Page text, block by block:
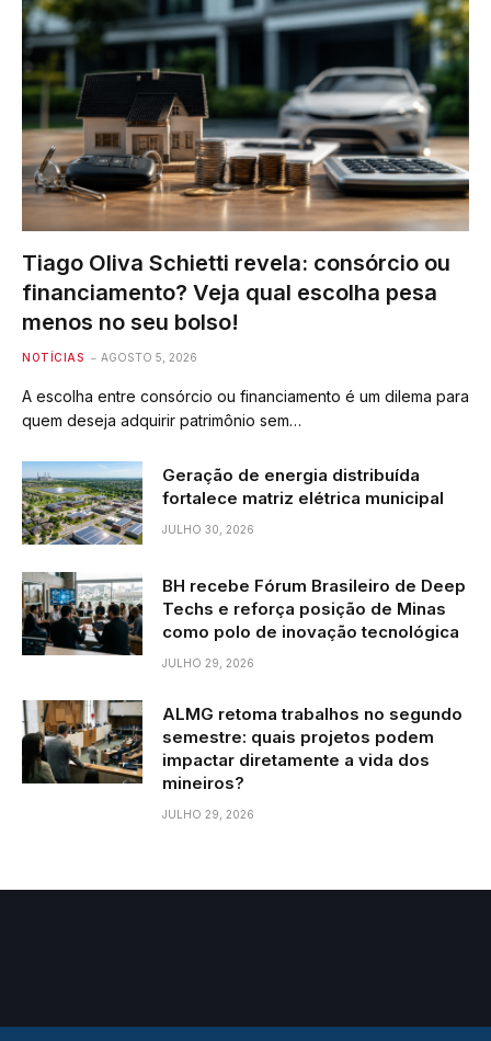
Tiago Oliva Schietti revela: consórcio ou
financiamento? Veja qual escolha pesa
menos no seu bolso!
NOTÍCIAS AGOSTO 5, 2026
A escolha entre consórcio ou financiamento é um dilema para
quem deseja adquirir patrimônio sem…
Geração de energia distribuída
fortalece matriz elétrica municipal
JULHO 30, 2026
BH recebe Fórum Brasileiro de Deep
Techs e reforça posição de Minas
como polo de inovação tecnológica
JULHO 29, 2026
ALMG retoma trabalhos no segundo
semestre: quais projetos podem
impactar diretamente a vida dos
mineiros?
JULHO 29, 2026